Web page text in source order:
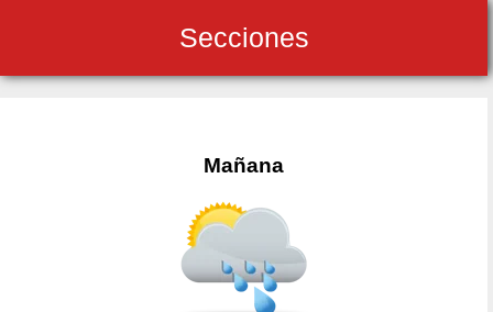
Secciones
Mañana